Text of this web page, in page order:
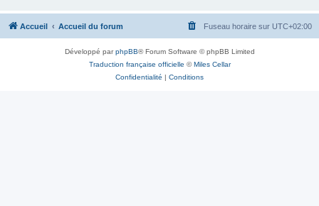
Accueil Accueil du forum Fuseau horaire sur UTC+02:00
Développé parphpBB® Forum Software © phpBB Limited
Traduction française officielle ©Miles Cellar
Confidentialité | Conditions